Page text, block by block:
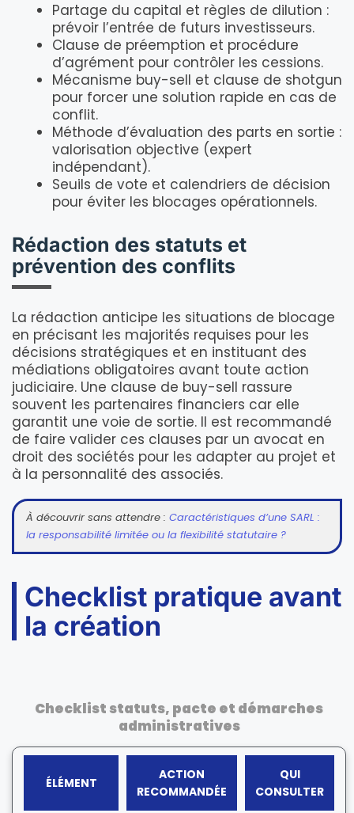
Partage du capital et règles de dilution :
prévoir l’entrée de futurs investisseurs.
Clause de préemption et procédure
d’agrément pour contrôler les cessions.
Mécanisme buy-sell et clause de shotgun
pour forcer une solution rapide en cas de
conflit.
Méthode d’évaluation des parts en sortie :
valorisation objective (expert
indépendant).
Seuils de vote et calendriers de décision
pour éviter les blocages opérationnels.
Rédaction des statuts et
prévention des conflits
La rédaction anticipe les situations de blocage
en précisant les majorités requises pour les
décisions stratégiques et en instituant des
médiations obligatoires avant toute action
judiciaire. Une clause de buy-sell rassure
souvent les partenaires financiers car elle
garantit une voie de sortie. Il est recommandé
de faire valider ces clauses par un avocat en
droit des sociétés pour les adapter au projet et
à la personnalité des associés.
À découvrir sans attendre : Caractéristiques d’une SARL :
la responsabilité limitée ou la flexibilité statutaire ?
Checklist pratique avant
la création
Checklist statuts, pacte et démarches
administratives
ÉLÉMENT
ACTION
RECOMMANDÉE
QUI
CONSULTER